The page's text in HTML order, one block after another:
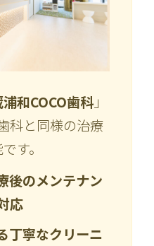
和COCO歯科」
科と同様の治療
す。
後のメンテナン
応
丁寧なクリーニ